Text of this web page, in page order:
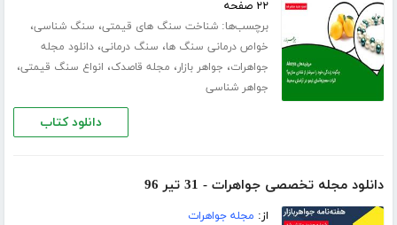
۲۲ صفحه
برچسب‌ها:شناخت سنگ های قیمتی، سنگ شناسی،
خواص درمانی سنگ ها، سنگ درمانی،دانلود مجله
جواهرات، جواهر بازار، مجله قاصدک، انواع سنگ قیمتی،
جواهر شناسی
دانلود کتاب
دانلود مجله تخصصی جواهرات - 31 تیر 96
از: مجله جواهرات